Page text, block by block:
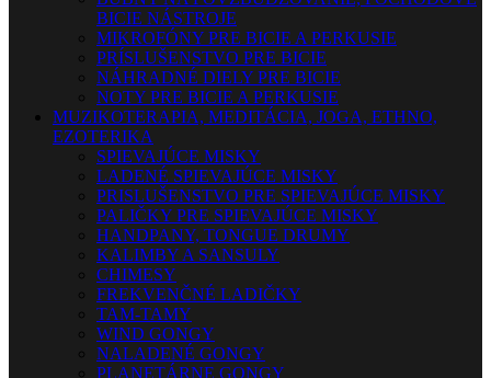
BICIE NÁSTROJE
MIKROFÓNY PRE BICIE A PERKUSIE
PRÍSLUŠENSTVO PRE BICIE
NÁHRADNÉ DIELY PRE BICIE
NOTY PRE BICIE A PERKUSIE
MUZIKOTERAPIA, MEDITÁCIA, JOGA, ETHNO,
EZOTERIKA
SPIEVAJÚCE MISKY
LADENÉ SPIEVAJÚCE MISKY
PRISLUŠENSTVO PRE SPIEVAJÚCE MISKY
PALIČKY PRE SPIEVAJÚCE MISKY
HANDPANY, TONGUE DRUMY
KALIMBY A SANSULY
CHIMESY
FREKVENČNÉ LADIČKY
TAM-TAMY
WIND GONGY
NALADENÉ GONGY
PLANETÁRNE GONGY